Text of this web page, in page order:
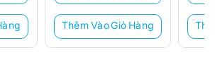
1.400.000 ₫.
Thêm Vào Giỏ Hàng